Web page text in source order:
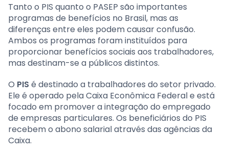
Tanto o PIS quanto o PASEP são importantes
programas de benefícios no Brasil, mas as
diferenças entre eles podem causar confusão.
Ambos os programas foram instituídos para
proporcionar benefícios sociais aos trabalhadores,
mas destinam-se a públicos distintos.
O PIS é destinado a trabalhadores do setor privado.
Ele é operado pela Caixa Econômica Federal e está
focado em promover a integração do empregado
de empresas particulares. Os beneficiários do PIS
recebem o abono salarial através das agências da
Caixa.